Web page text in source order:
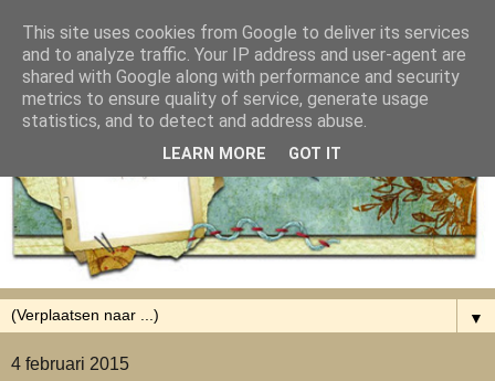
▼
4 februari 2015
This site uses cookies from Google to deliver its services
and to analyze traffic. Your IP address and user-agent are
shared with Google along with performance and security
metrics to ensure quality of service, generate usage
statistics, and to detect and address abuse.
LEARN MORE GOT IT